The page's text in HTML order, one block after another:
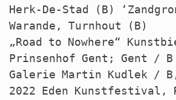
Herk-De-Stad (B)
Warande, Turnhout (B)
„Road to Nowhere“
Prinsenhof Gent; Gent /
Galerie Martin Kudlek /
2022 Eden Kunstfestival,